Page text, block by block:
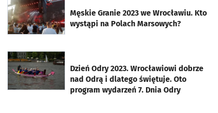
Męskie Granie 2023 we Wrocławiu. Kto
wystąpi na Polach Marsowych?
otworzy się w nowej karcie
Dzień Odry 2023. Wrocławiowi dobrze
nad Odrą i dlatego świętuje. Oto
program wydarzeń 7. Dnia Odry
otworzy się w nowej karcie